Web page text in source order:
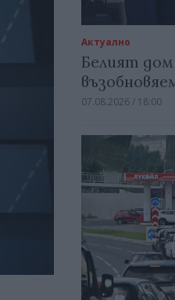
Актуално
Белият
07.08.2026 / 18:00